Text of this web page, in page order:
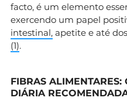
facto, é um elemento
exercendo um papel
intestinal, apetite e até
(1).
FIBRAS ALIMENTARES:
DIÁRIA